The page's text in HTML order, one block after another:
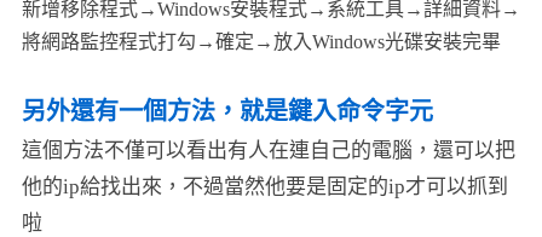
新增移除程式→Windows安裝程式→系統工具→詳細資料→
將網路監控程式打勾→確定→放入Windows光碟安裝完畢
另外還有一個方法，就是鍵入命令字元
這個方法不僅可以看出有人在連自己的電腦，還可以把
他的ip給找出來，不過當然他要是固定的ip才可以抓到
啦